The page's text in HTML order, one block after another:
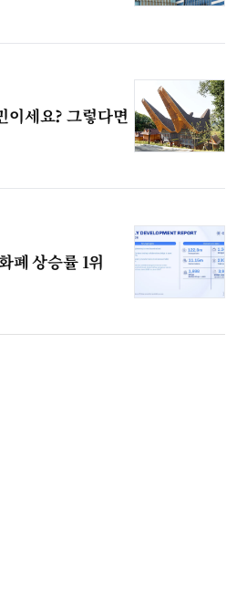
이세요? 그렇다면
폐 상승률 1위